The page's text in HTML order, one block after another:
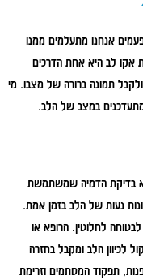
הפסקה 24/7, אבל הרבה פעמים אנחנו מתעלמים ממנו
אקו לב היא אחת הדרכים
תמונה ברורה של מצבו. מי
במצב של הלב.
בדיקת הדמיה שמשתמשת
נעות של הלב בזמן אמת.
לחלוטין. הרופא או
לכיוון הלב ומקבל בחזרה
תפקוד המסתמים וזרימת